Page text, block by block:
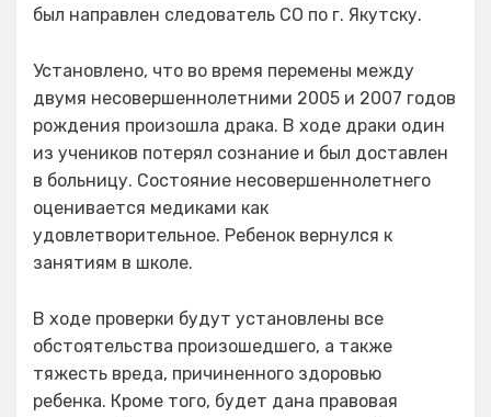
был направлен следователь СО по г. Якутску.
Установлено, что во время перемены между
двумя несовершеннолетними 2005 и 2007 годов
рождения произошла драка. В ходе драки один
из учеников потерял сознание и был доставлен
в больницу. Состояние несовершеннолетнего
оценивается медиками как
удовлетворительное. Ребенок вернулся к
занятиям в школе.
В ходе проверки будут установлены все
обстоятельства произошедшего, а также
тяжесть вреда, причиненного здоровью
ребенка. Кроме того, будет дана правовая